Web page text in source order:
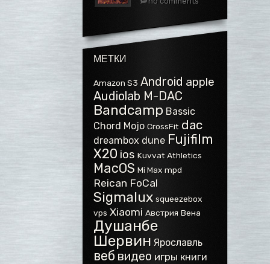
МЕТКИ
Amazon S3 Android apple
Audiolab M-DAC
Bandcamp Bassic
Chord Mojo CrossFit dac
dreambox dune Fujifilm
X20 ios Kuvvat Athletics
MacOS Mi Max mpd
Reican FoCal
Sigmalux squeezebox
vps Xiaomi Австрия Вена
Душанбе
Шервин Ярославль
веб видео игры книги